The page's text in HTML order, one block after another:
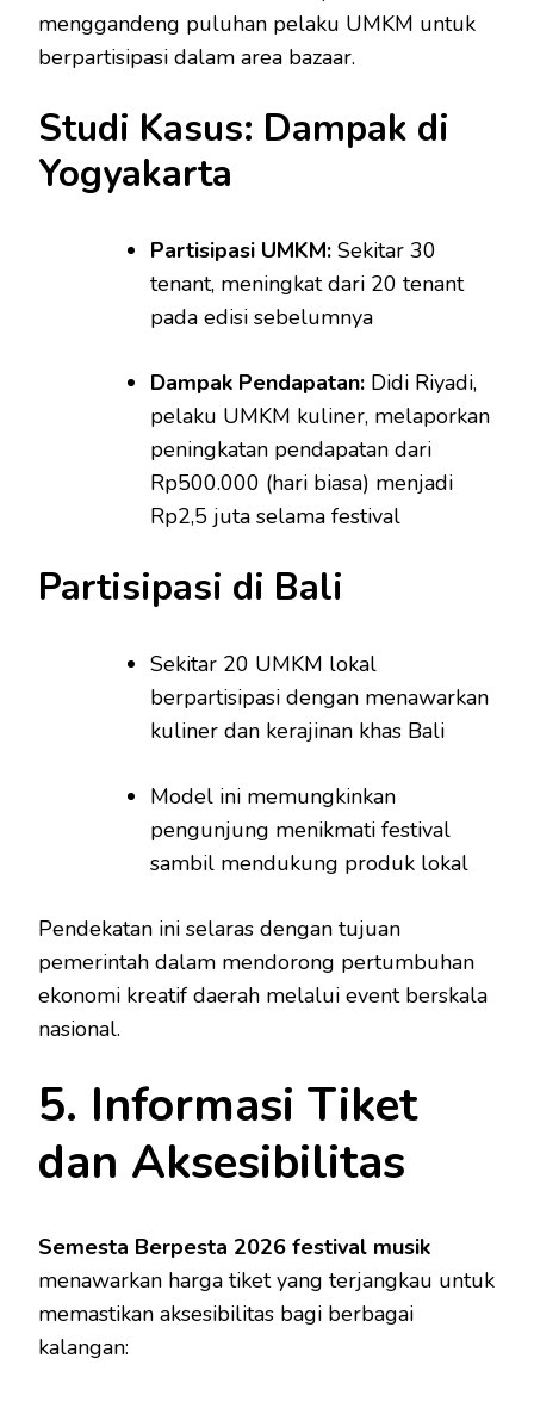
menggandeng puluhan pelaku UMKM untuk
berpartisipasi dalam area bazaar.
Studi Kasus: Dampak di
Yogyakarta
Partisipasi UMKM: Sekitar 30
tenant, meningkat dari 20 tenant
pada edisi sebelumnya
Dampak Pendapatan: Didi Riyadi,
pelaku UMKM kuliner, melaporkan
peningkatan pendapatan dari
Rp500.000 (hari biasa) menjadi
Rp2,5 juta selama festival
Partisipasi di Bali
Sekitar 20 UMKM lokal
berpartisipasi dengan menawarkan
kuliner dan kerajinan khas Bali
Model ini memungkinkan
pengunjung menikmati festival
sambil mendukung produk lokal
Pendekatan ini selaras dengan tujuan
pemerintah dalam mendorong pertumbuhan
ekonomi kreatif daerah melalui event berskala
nasional.
5. Informasi Tiket
dan Aksesibilitas
Semesta Berpesta 2026 festival musik
menawarkan harga tiket yang terjangkau untuk
memastikan aksesibilitas bagi berbagai
kalangan: